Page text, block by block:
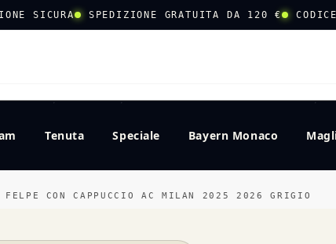
SICURA SPEDIZIONE GRATUITA DA 120 €
Tenuta Speciale Bayern Monaco
FELPE CON CAPPUCCIO AC MILAN 2025 2026 GRIGIO